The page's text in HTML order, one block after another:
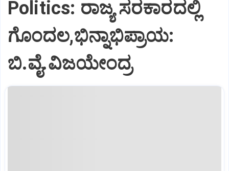
Politics: ರಾಜ್ಯ ಸರಕಾರದಲ್ಲಿ
ಗೊಂದಲ,ಭಿನ್ನಾಭಿಪ್ರಾಯ:
ಬಿ.ವೈ.ವಿಜಯೇಂದ್ರ